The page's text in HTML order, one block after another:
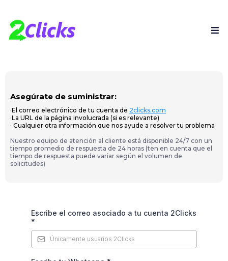
Asegúrate de suministrar:
·El correo electrónico de tu cuenta de 2clicks.com
·La URL de la página involucrada (si es relevante)
· Cualquier otra información que nos ayude a resolver tu problema
Nuestro equipo de atención al cliente está disponible 24/7 con un
tiempo promedio de respuesta de 24 horas (ten en cuenta que el
tiempo de respuesta puede variar según el volumen de
solicitudes)
Escribe el correo asociado a tu cuenta 2Clicks
*